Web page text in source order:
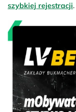
szybkiej rejestracji.